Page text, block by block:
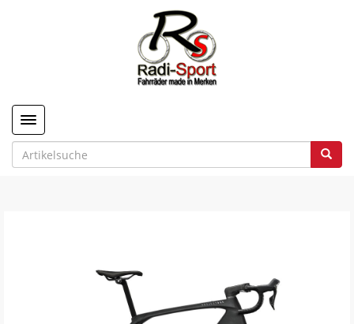
Toggle navigation